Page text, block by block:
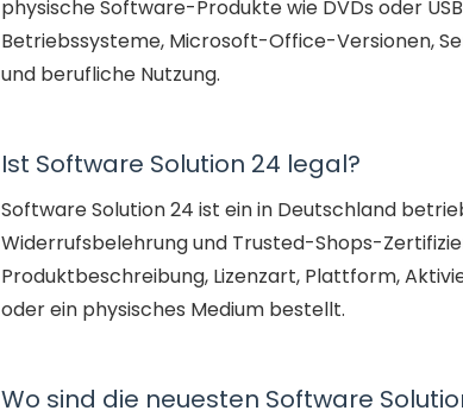
physische Software-Produkte wie DVDs oder
Betriebssysteme, Microsoft-Office-Versionen,
und berufliche Nutzung.
Ist Software Solution 24 legal?
Software Solution 24 ist ein in Deutschland
Widerrufsbelehrung und Trusted-Shops-
Produktbeschreibung, Lizenzart, Plattform,
oder ein physisches Medium bestellt.
Wo sind die neuesten Software